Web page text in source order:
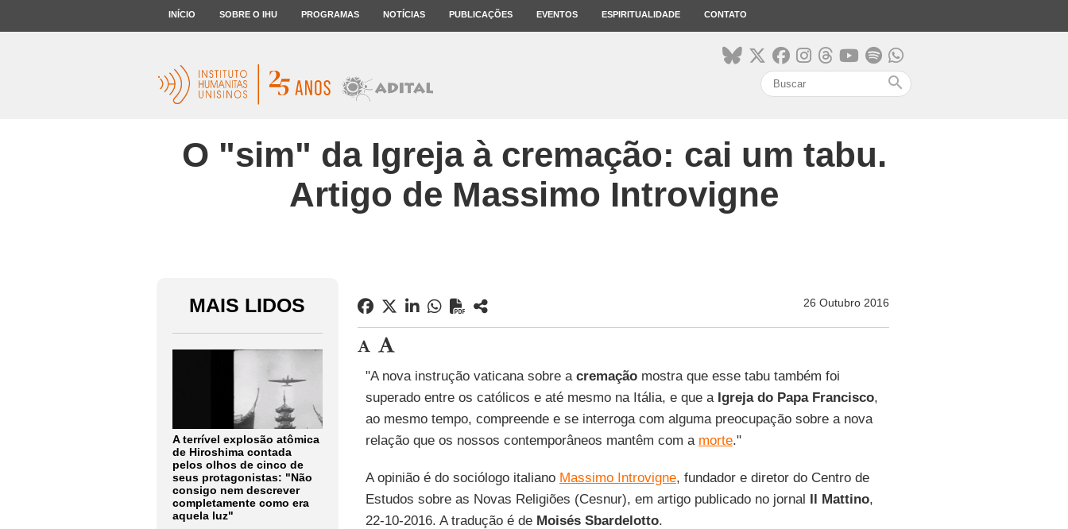
INÍCIO SOBRE O IHU PROGRAMAS NOTÍCIAS PUBLICAÇÕES EVENTOS ESPIRITUALIDADE CONTATO
search
O "sim" da Igreja à cremação: cai um tabu.
Artigo de Massimo Introvigne
MAIS LIDOS
A terrível explosão atômica
de Hiroshima contada
pelos olhos de cinco de
seus protagonistas: "Não
consigo nem descrever
completamente como era
aquela luz"
26 Outubro 2016
"A nova instrução vaticana sobre a cremaçãomostra que esse tabu também foi
superado entre os católicos e até mesmo na Itália, e que aIgreja do Papa Francisco,
ao mesmo tempo, compreende e se interroga com alguma preocupação sobre a nova
relação que os nossos contemporâneos mantêm com a morte."
A opinião é do sociólogo italiano Massimo Introvigne, fundador e diretor do Centro de
Estudos sobre as Novas Religiões (Cesnur), em artigo publicado no jornal Il Mattino,
22-10-2016. A tradução é deMoisés Sbardelotto.